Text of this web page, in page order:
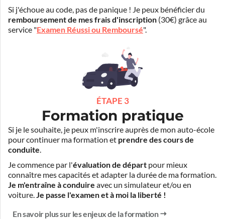
Si j'échoue au code, pas de panique ! Je peux bénéficier du
remboursement de mes frais d'inscription (30€) grâce au
service "Examen Réussi ou Remboursé".
ÉTAPE 3
Formation pratique
Si je le souhaite, je peux m'inscrire auprès de mon auto-école
pour continuer ma formation et prendre des cours de
conduite.
Je commence par l'évaluation de départ pour mieux
connaître mes capacités et adapter la durée de ma formation.
Je m'entraîne à conduire avec un simulateur et/ou en
voiture. Je passe l'examen et à moi la liberté !
En savoir plus sur les enjeux de la formation